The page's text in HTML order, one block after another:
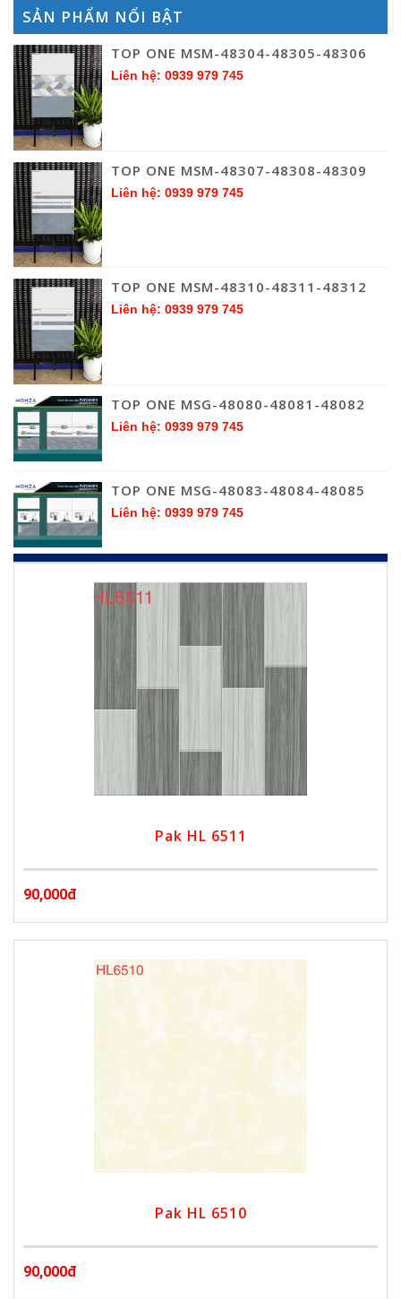
SẢN PHẨM NỔI BẬT
TOP ONE MSM-48304-48305-48306
Liên hệ: 0939 979 745
TOP ONE MSM-48307-48308-48309
Liên hệ: 0939 979 745
TOP ONE MSM-48310-48311-48312
Liên hệ: 0939 979 745
TOP ONE MSG-48080-48081-48082
Liên hệ: 0939 979 745
TOP ONE MSG-48083-48084-48085
Liên hệ: 0939 979 745
Pak HL 6511
90,000đ
Pak HL 6510
90,000đ